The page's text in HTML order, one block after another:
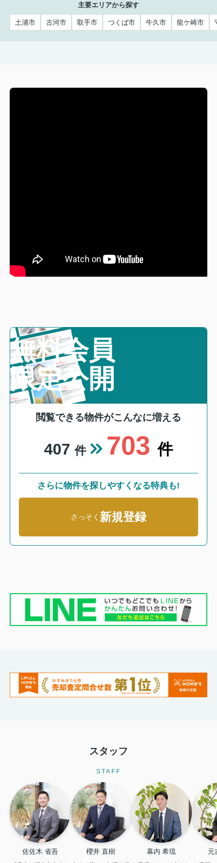
主要エリアから探す
土浦市 古河市 取手市 つくば市 牛久市 龍ケ崎市
無料会員
限定公開
閲覧できる物件がこんなに増える
407件 703件
さらに物件を探しやすくなる特典も!
さっそく 新規登録
スタッフ
STAFF
佐佐木 省吾 櫻井 直樹 幕内 希琉 元